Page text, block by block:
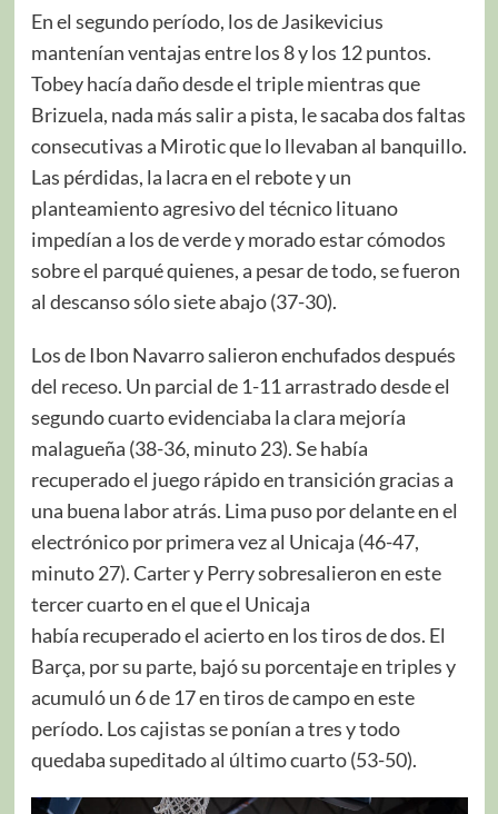
En el segundo período, los de Jasikevicius
mantenían ventajas entre los 8 y los 12 puntos.
Tobey hacía daño desde el triple mientras que
Brizuela, nada más salir a pista, le sacaba dos faltas
consecutivas a Mirotic que lo llevaban al banquillo.
Las pérdidas, la lacra en el rebote y un
planteamiento agresivo del técnico lituano
impedían a los de verde y morado estar cómodos
sobre el parqué quienes, a pesar de todo, se fueron
al descanso sólo siete abajo (37-30).
Los de Ibon Navarro salieron enchufados después
del receso. Un parcial de 1-11 arrastrado desde el
segundo cuarto evidenciaba la clara mejoría
malagueña (38-36, minuto 23). Se había
recuperado el juego rápido en transición gracias a
una buena labor atrás. Lima puso por delante en el
electrónico por primera vez al Unicaja (46-47,
minuto 27). Carter y Perry sobresalieron en este
tercer cuarto en el que el Unicaja
había recuperado el acierto en los tiros de dos. El
Barça, por su parte, bajó su porcentaje en triples y
acumuló un 6 de 17 en tiros de campo en este
período. Los cajistas se ponían a tres y todo
quedaba supeditado al último cuarto (53-50).